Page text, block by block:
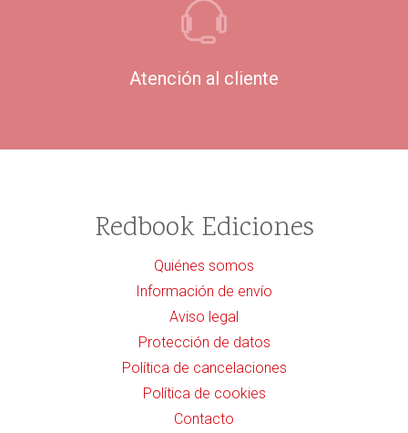
Atención al cliente
Redbook Ediciones
Quiénes somos
Información de envío
Aviso legal
Protección de datos
Política de cancelaciones
Política de cookies
Contacto